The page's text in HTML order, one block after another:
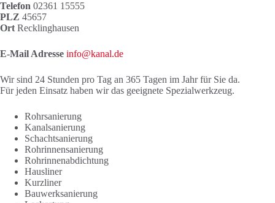
Telefon 02361 15555
PLZ 45657
Ort Recklinghausen
E-Mail Adresse info@kanal.de
Wir sind 24 Stunden pro Tag an 365 Tagen im Jahr für Sie da.
Für jeden Einsatz haben wir das geeignete Spezialwerkzeug.
Rohrsanierung
Kanalsanierung
Schachtsanierung
Rohrinnensanierung
Rohrinnenabdichtung
Hausliner
Kurzliner
Bauwerksanierung